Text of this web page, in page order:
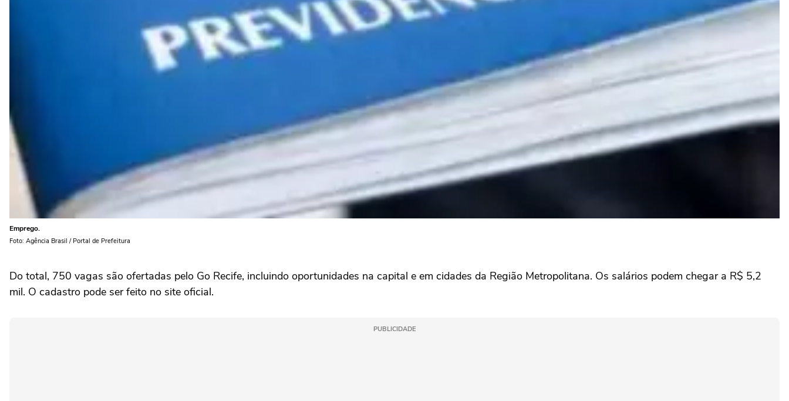
Emprego.
Foto: Agência Brasil / Portal de Prefeitura
Do total, 750 vagas são ofertadas pelo Go Recife, incluindo oportunidades na capital e em cidades da Região Metropolitana. Os salários podem chegar a R$ 5,2
mil. O cadastro pode ser feito no site oficial.
PUBLICIDADE